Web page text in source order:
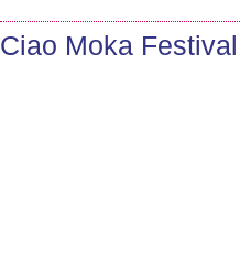
Ciao Moka Festival